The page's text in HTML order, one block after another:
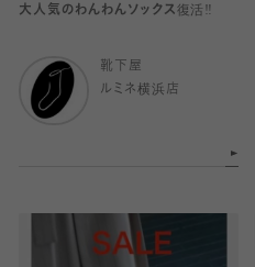
大人気のわんわんソックス復活‼️
靴下屋
ルミネ横浜店